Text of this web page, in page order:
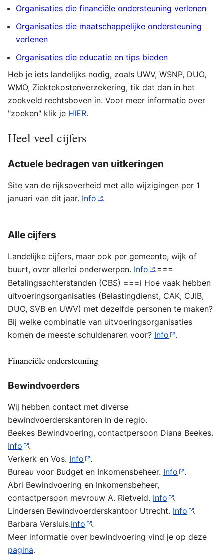
Organisaties die financiële ondersteuning verlenen
Organisaties die maatschappelijke ondersteuning
verlenen
Organisaties die educatie en tips bieden
Heb je iets landelijks nodig, zoals UWV, WSNP, DUO,
WMO, Ziektekostenverzekering, tik dat dan in het
zoekveld rechtsboven in. Voor meer informatie over
"zoeken" klik je HIER.
Heel veel cijfers
Actuele bedragen van uitkeringen
Site van de rijksoverheid met alle wijzigingen per 1
januari van dit jaar. Info .
Alle cijfers
Landelijke cijfers, maar ook per gemeente, wijk of
buurt, over allerlei onderwerpen. Info
.===
Betalingsachterstanden (CBS) ===i Hoe vaak hebben
uitvoeringsorganisaties (Belastingdienst, CAK, CJIB,
DUO, SVB en UWV) met dezelfde personen te maken?
Bij welke combinatie van uitvoeringsorganisaties
komen de meeste schuldenaren voor? Info .
Financiële ondersteuning
Bewindvoerders
Wij hebben contact met diverse
bewindvoerderskantoren in de regio.
Beekes Bewindvoering, contactpersoon Diana Beekes.
Info
.
Verkerk en Vos. Info
.
Bureau voor Budget en Inkomensbeheer. Info
.
Abri Bewindvoering en Inkomensbeheer,
contactpersoon mevrouw A. Rietveld. Info
.
Lindersen Bewindvoerderskantoor Utrecht. Info
.
Barbara Versluis.Info
.
Meer informatie over bewindvoering vind je op deze
pagina.